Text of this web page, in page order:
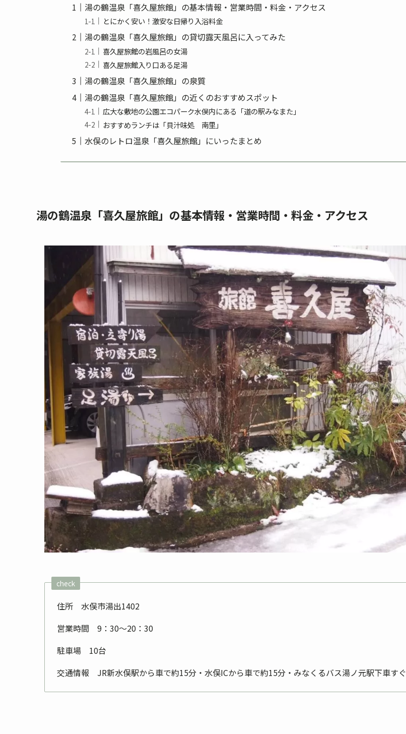
湯の鶴温泉「喜久屋旅館」の基本情報・営業時間・料金・アクセス
とにかく安い！激安な日帰り入浴料金
湯の鶴温泉「喜久屋旅館」の貸切露天風呂に入ってみた
喜久屋旅館の岩風呂の女湯
喜久屋旅館入り口ある足湯
湯の鶴温泉「喜久屋旅館」の泉質
湯の鶴温泉「喜久屋旅館」の近くのおすすめスポット
広大な敷地の公園エコパーク水俣内にある「道の駅みなまた」
おすすめランチは「貝汁味処 南里」
水俣のレトロ温泉「喜久屋旅館」にいったまとめ
湯の鶴温泉「喜久屋旅館」の基本情報・営業時間・料金・アクセス
check
住所 水俣市湯出1402
営業時間 9：30～20：30
駐車場 10台
交通情報 JR新水俣駅から車で約15分・水俣ICから車で約15分・みなくるバス湯ノ元駅下車すぐ